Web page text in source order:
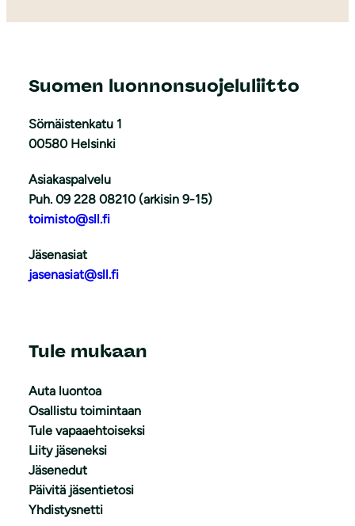
Suomen luonnonsuojeluliitto
Sörnäistenkatu 1
00580 Helsinki
Asiakaspalvelu
Puh. 09 228 08210 (arkisin 9-15)
toimisto@sll.fi
Jäsenasiat
jasenasiat@sll.fi
Tule mukaan
Auta luontoa
Osallistu toimintaan
Tule vapaaehtoiseksi
Liity jäseneksi
Jäsenedut
Päivitä jäsentietosi
Yhdistysnetti